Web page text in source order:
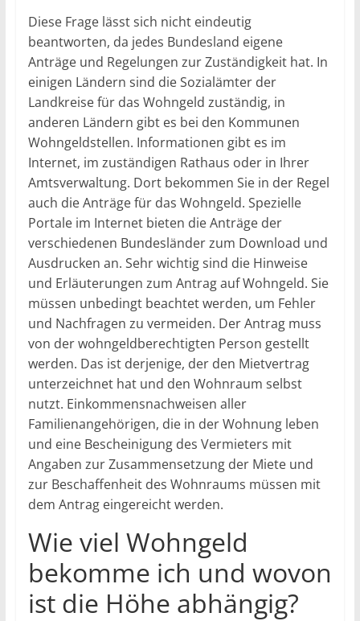
Diese Frage lässt sich nicht eindeutig
beantworten, da jedes Bundesland eigene
Anträge und Regelungen zur Zuständigkeit hat. In
einigen Ländern sind die Sozialämter der
Landkreise für das Wohngeld zuständig, in
anderen Ländern gibt es bei den Kommunen
Wohngeldstellen. Informationen gibt es im
Internet, im zuständigen Rathaus oder in Ihrer
Amtsverwaltung. Dort bekommen Sie in der Regel
auch die Anträge für das Wohngeld. Spezielle
Portale im Internet bieten die Anträge der
verschiedenen Bundesländer zum Download und
Ausdrucken an. Sehr wichtig sind die Hinweise
und Erläuterungen zum Antrag auf Wohngeld. Sie
müssen unbedingt beachtet werden, um Fehler
und Nachfragen zu vermeiden. Der Antrag muss
von der wohngeldberechtigten Person gestellt
werden. Das ist derjenige, der den Mietvertrag
unterzeichnet hat und den Wohnraum selbst
nutzt. Einkommensnachweisen aller
Familienangehörigen, die in der Wohnung leben
und eine Bescheinigung des Vermieters mit
Angaben zur Zusammensetzung der Miete und
zur Beschaffenheit des Wohnraums müssen mit
dem Antrag eingereicht werden.
Wie viel Wohngeld
bekomme ich und wovon
ist die Höhe abhängig?